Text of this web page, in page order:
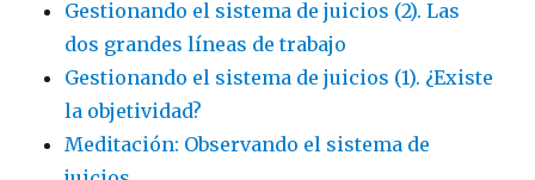
Gestionando el sistema de juicios (2). Las
dos grandes líneas de trabajo
Gestionando el sistema de juicios (1). ¿Existe
la objetividad?
Meditación: Observando el sistema de